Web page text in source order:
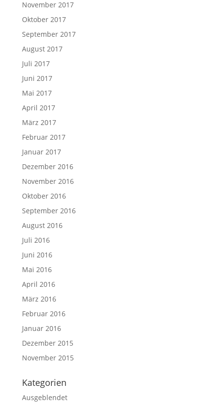
November 2017
Oktober 2017
September 2017
August 2017
Juli 2017
Juni 2017
Mai 2017
April 2017
März 2017
Februar 2017
Januar 2017
Dezember 2016
November 2016
Oktober 2016
September 2016
August 2016
Juli 2016
Juni 2016
Mai 2016
April 2016
März 2016
Februar 2016
Januar 2016
Dezember 2015
November 2015
Kategorien
Ausgeblendet